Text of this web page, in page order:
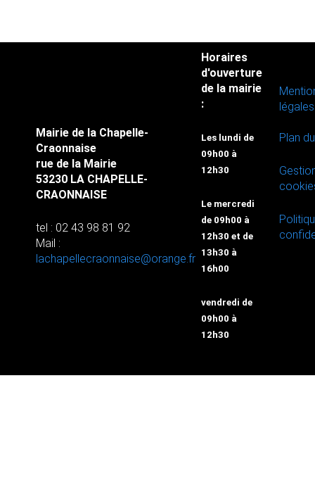
Mairie de la Chapelle-
Craonnaise
rue de la Mairie
53230 LA CHAPELLE-
CRAONNAISE
tel : 02 43 98 81 92
Mail :
lachapellecraonnaise@orange.fr
Horaires
d'ouverture
de la mairie
:
Les lundi de
09h00 à
12h30
Le mercredi
de 09h00 à
12h30 et de
13h30 à
16h00
vendredi de
09h00 à
12h30
légales
Plan